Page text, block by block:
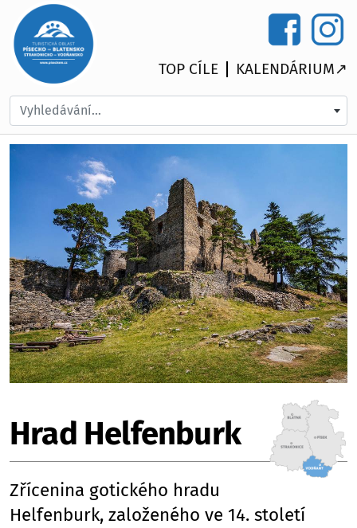
Vyhledávání...
TOP CÍLE KALENDÁRIUM↗
Hrad Helfenburk
Zřícenina gotického hradu
Helfenburk, založeného ve 14. století